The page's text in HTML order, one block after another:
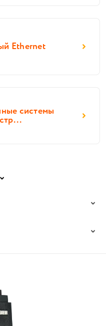
Ethernet
системы